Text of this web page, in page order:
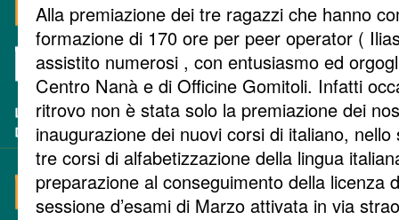
Alla premiazione dei tre ragazzi che hanno
formazione di 170 ore per peer operator (
assistito numerosi , con entusiasmo ed
Centro Nanà e di Officine Gomitoli. Infatti
ritrovo non è stata solo la premiazione dei
inaugurazione dei nuovi corsi di italiano,
tre corsi di alfabetizzazione della lingua
preparazione al conseguimento della licenza
sessione d’esami di Marzo attivata in via